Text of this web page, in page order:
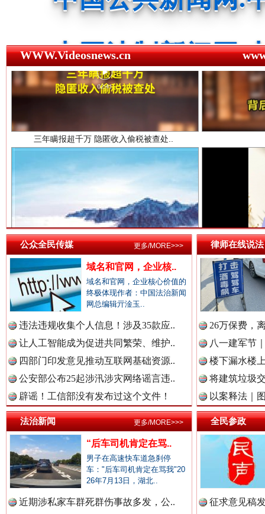
中国法制新闻网.
中国法治新闻网.
中国法院新闻网.
中国检察新闻网.
中国医药新闻网.
中国企业新闻网.
中国农业新闻网.
中国视频新闻网.
中国廉政法纪网.
WWW.Videosnews.cn
三年瞒报超千万 隐匿收入偷税被查处..
祁连巍巍树丰碑 高回
一枚“钉子”竟然扎入要害部门
公众全民传媒
域名和官网，企业核..
域名和官网，企业核心价值的
终极体现作者：中国法治新闻
网总编辑亓淦玉..
违法违规收集个人信息！涉及35款应..
让人工智能成为促进共同繁荣、维护..
四部门印发意见推动互联网基础资源..
公安部公布25起涉汛涉灾网络谣言违..
辟谣！工信部没有发布过这个文件！
更多/MORE>>> 律师在线说法
26万保费，
八一建军节
楼下漏水楼
将建筑垃圾
以案释法｜
法治新闻
“后车司机肯定在骂..
男子在高速快车道急刹停
车："后车司机肯定在骂我"20
26年7月13日，湖北..
近期涉私家车群死群伤事故多发，公..
更多/MORE>>> 全民参政
征求意见稿